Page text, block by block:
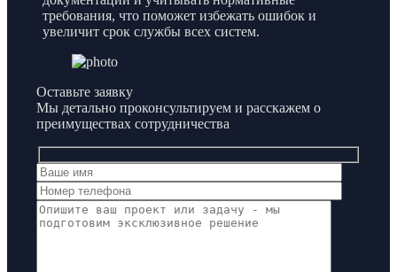
требования, что поможет избежать ошибок и
увеличит срок службы всех систем.
Оставьте заявку
Мы детально проконсультируем и расскажем о
преимуществах сотрудничества